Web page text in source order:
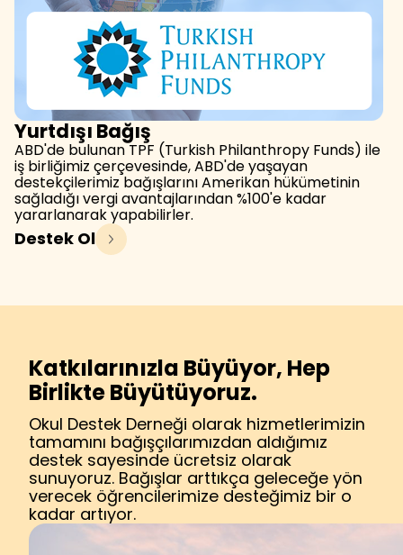
Yurtdışı Bağış
ABD'de bulunan TPF (Turkish Philanthropy Funds) ile
iş birliğimiz çerçevesinde, ABD'de yaşayan
destekçilerimiz bağışlarını Amerikan hükümetinin
sağladığı vergi avantajlarından %100'e kadar
yararlanarak yapabilirler.
Destek Ol
Katkılarınızla Büyüyor, Hep
Birlikte Büyütüyoruz.
Okul Destek Derneği olarak hizmetlerimizin
tamamını bağışçılarımızdan aldığımız
destek sayesinde ücretsiz olarak
sunuyoruz. Bağışlar arttıkça geleceğe yön
verecek öğrencilerimize desteğimiz bir o
kadar artıyor.